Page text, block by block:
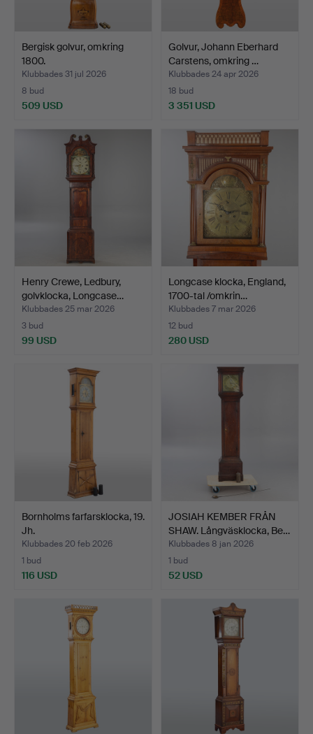
Bergisk golvur, omkring
1800.
Klubbades 31 jul 2026
8 bud
509 USD
Golvur, Johann Eberhard
Carstens, omkring …
Klubbades 24 apr 2026
18 bud
3 351 USD
Henry Crewe, Ledbury,
golvklocka, Longcase…
Klubbades 25 mar 2026
3 bud
99 USD
Longcase klocka, England,
1700-tal /omkrin…
Klubbades 7 mar 2026
12 bud
280 USD
Bornholms farfarsklocka, 19.
Jh.
Klubbades 20 feb 2026
1 bud
116 USD
JOSIAH KEMBER FRÅN
SHAW. Långväsklocka, Be…
Klubbades 8 jan 2026
1 bud
52 USD